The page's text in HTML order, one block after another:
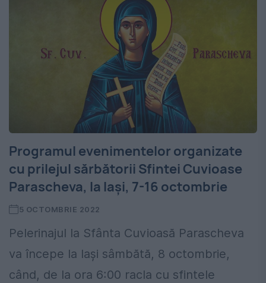
Programul evenimentelor organizate
cu prilejul sărbătorii Sfintei Cuvioase
Parascheva, la Iași, 7-16 octombrie
5 OCTOMBRIE 2022
Pelerinajul la Sfânta Cuvioasă Parascheva
va începe la Iași sâmbătă, 8 octombrie,
când, de la ora 6:00 racla cu sfintele